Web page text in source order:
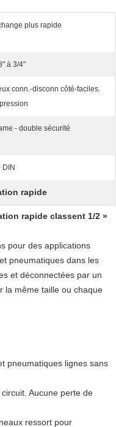
plus rapide
à 3/4"
conn.-disconn côté-faciles.
- double sécurité
DIN
rapide
rapide classent 1/2 »
pour des applications
pneumatiques dans les
et déconnectées par un
la même taille ou chaque
pneumatiques lignes sans
Aucune perte de
ressort pour